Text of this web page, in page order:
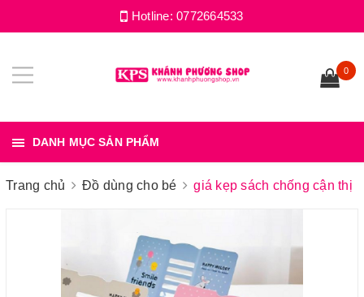
Hotline:0772664533
0
DANH MỤC SẢN PHẨM
Trang chủ Đồ dùng cho bé giá kẹp sách chống cận thị